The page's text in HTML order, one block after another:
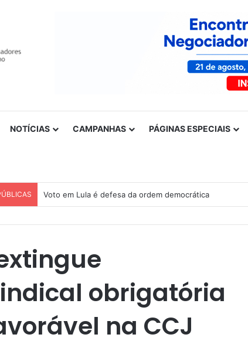
NOTÍCIAS CAMPANHAS PÁGINAS ESPECIAIS
Voto em Lula é defesa da ordem democrática
obrigatória
na CCJ